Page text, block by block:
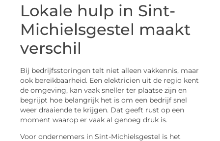
Lokale hulp in Sint-
Michielsgestel maakt
verschil
Bij bedrijfsstoringen telt niet alleen vakkennis, maar
ook bereikbaarheid. Een elektricien uit de regio kent
de omgeving, kan vaak sneller ter plaatse zijn en
begrijpt hoe belangrijk het is om een bedrijf snel
weer draaiende te krijgen. Dat geeft rust op een
moment waarop er vaak al genoeg druk is.
Voor ondernemers in Sint-Michielsgestel is het